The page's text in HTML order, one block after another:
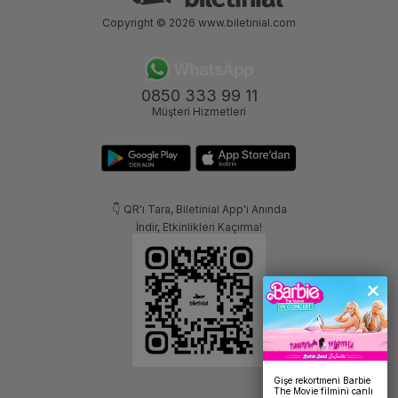
0850 333 99 11
Müşteri Hizmetleri
👇 QR'ı Tara, Biletinial App'i Anında
İndir, Etkinlikleri Kaçırma!
Copyright © 2026 www.biletinial.com
Gişe rekortmeni Barbie
The Movie filmini canlı